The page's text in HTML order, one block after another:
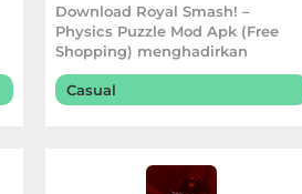
Download Royal Smash! –
Physics Puzzle Mod Apk (Free
Shopping) menghadirkan
pengalaman bermain
Casual